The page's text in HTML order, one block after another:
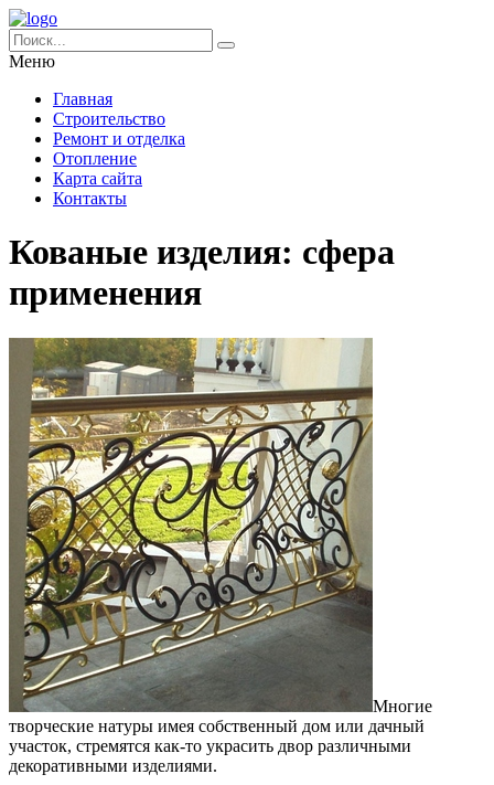
Меню
Главная
Строительство
Ремонт и отделка
Отопление
Карта сайта
Контакты
Кованые изделия: сфера
применения
Многие
творческие натуры имея собственный дом или дачный
участок, стремятся как-то украсить двор различными
декоративными изделиями.